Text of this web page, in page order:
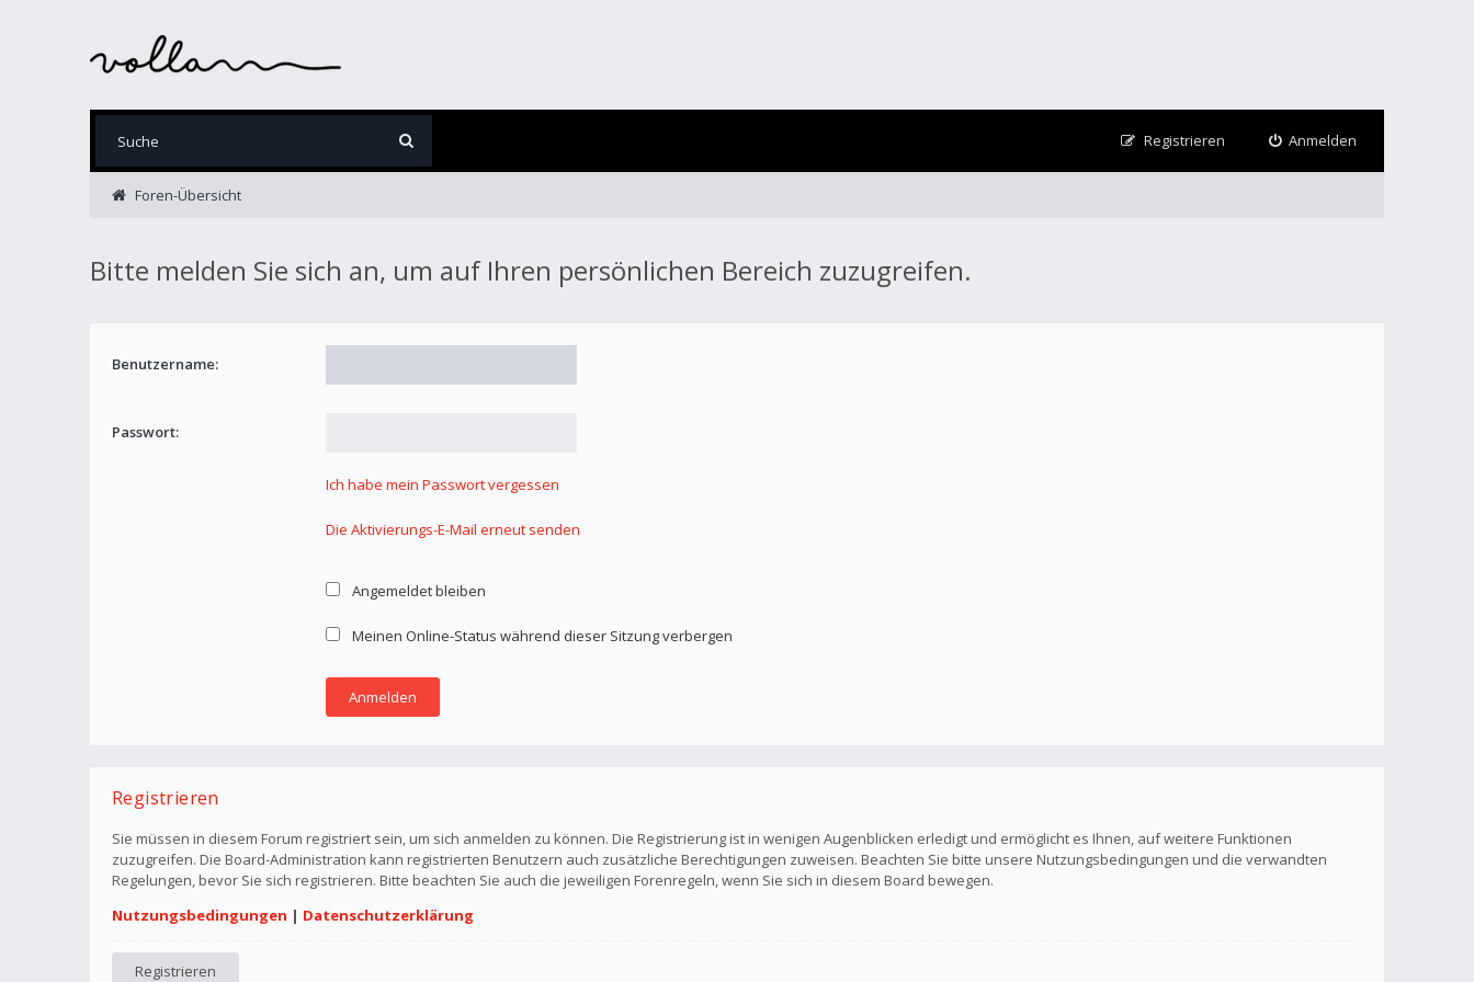
Anmelden
Registrieren
Foren-Übersicht
Bitte melden Sie sich an, um auf Ihren persönlichen Bereich zuzugreifen.
Benutzername:
Passwort:
Ich habe mein Passwort vergessen
Die Aktivierungs-E-Mail erneut senden
Angemeldet bleiben
Meinen Online-Status während dieser Sitzung verbergen
Registrieren
Sie müssen in diesem Forum registriert sein, um sich anmelden zu können. Die Registrierung ist in wenigen Augenblicken erledigt und ermöglicht es Ihnen, auf weitere Funktionen
zuzugreifen. Die Board-Administration kann registrierten Benutzern auch zusätzliche Berechtigungen zuweisen. Beachten Sie bitte unsere Nutzungsbedingungen und die verwandten
Regelungen, bevor Sie sich registrieren. Bitte beachten Sie auch die jeweiligen Forenregeln, wenn Sie sich in diesem Board bewegen.
Nutzungsbedingungen | Datenschutzerklärung
Registrieren